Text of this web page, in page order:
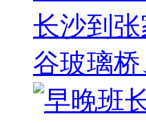
长沙到
谷玻璃桥